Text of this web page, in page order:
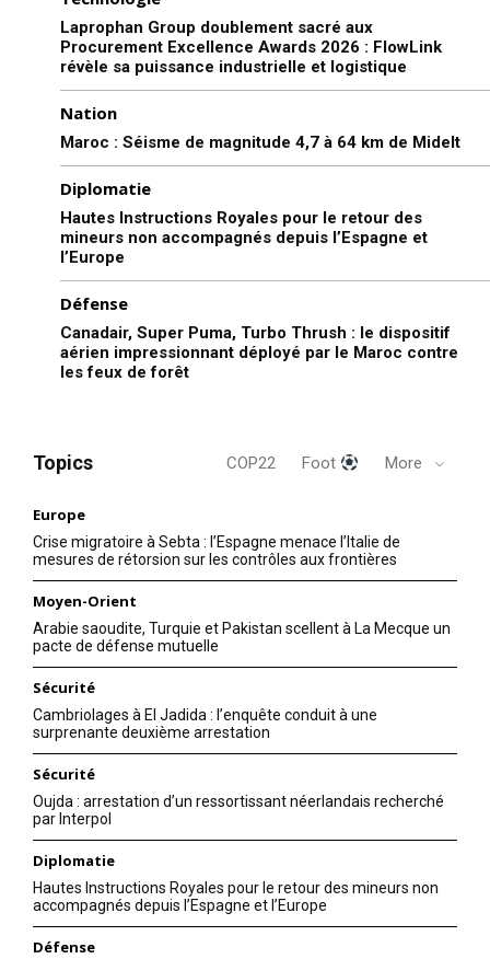
Laprophan Group doublement sacré aux
Procurement Excellence Awards 2026 : FlowLink
révèle sa puissance industrielle et logistique
Nation
Maroc : Séisme de magnitude 4,7 à 64 km de Midelt
Diplomatie
Hautes Instructions Royales pour le retour des
mineurs non accompagnés depuis l’Espagne et
l’Europe
Défense
Canadair, Super Puma, Turbo Thrush : le dispositif
aérien impressionnant déployé par le Maroc contre
les feux de forêt
Topics COP22 Foot More
Europe
Crise migratoire à Sebta : l’Espagne menace l’Italie de
mesures de rétorsion sur les contrôles aux frontières
Moyen-Orient
Arabie saoudite, Turquie et Pakistan scellent à La Mecque un
pacte de défense mutuelle
Sécurité
Cambriolages à El Jadida : l’enquête conduit à une
surprenante deuxième arrestation
Sécurité
Oujda : arrestation d’un ressortissant néerlandais recherché
par Interpol
Diplomatie
Hautes Instructions Royales pour le retour des mineurs non
accompagnés depuis l’Espagne et l’Europe
Défense